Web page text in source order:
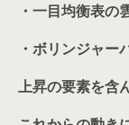
・一目均衡表の
・ボリンジャー
上昇の要素を含